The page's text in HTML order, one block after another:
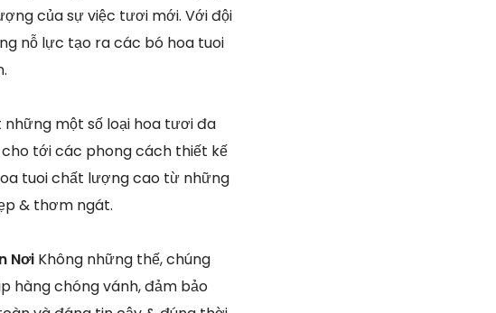
của sự việc tươi mới. Với đội
nỗ lực tạo ra các bó hoa tuoi
một số loại hoa tươi đa
tới các phong cách thiết kế
tuoi chất lượng cao từ những
& thơm ngát.
Nơi Không những thế, chúng
hàng chóng vánh, đảm bảo